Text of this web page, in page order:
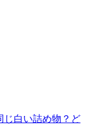
じ白い詰め物？ど